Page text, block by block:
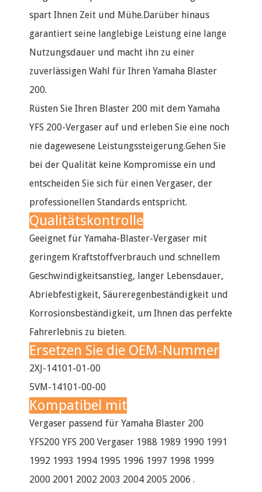
spart Ihnen Zeit und Mühe.Darüber hinaus
garantiert seine langlebige Leistung eine lange
Nutzungsdauer und macht ihn zu einer
zuverlässigen Wahl für Ihren Yamaha Blaster
200.
Rüsten Sie Ihren Blaster 200 mit dem Yamaha
YFS 200-Vergaser auf und erleben Sie eine noch
nie dagewesene Leistungssteigerung.Gehen Sie
bei der Qualität keine Kompromisse ein und
entscheiden Sie sich für einen Vergaser, der
professionellen Standards entspricht.
Qualitätskontrolle
Geeignet für Yamaha-Blaster-Vergaser mit
geringem Kraftstoffverbrauch und schnellem
Geschwindigkeitsanstieg, langer Lebensdauer,
Abriebfestigkeit, Säureregenbeständigkeit und
Korrosionsbeständigkeit, um Ihnen das perfekte
Fahrerlebnis zu bieten.
Ersetzen Sie die OEM-Nummer
2XJ-14101-01-00
5VM-14101-00-00
Kompatibel mit
Vergaser passend für Yamaha Blaster 200
YFS200 YFS 200 Vergaser 1988 1989 1990 1991
1992 1993 1994 1995 1996 1997 1998 1999
2000 2001 2002 2003 2004 2005 2006 .